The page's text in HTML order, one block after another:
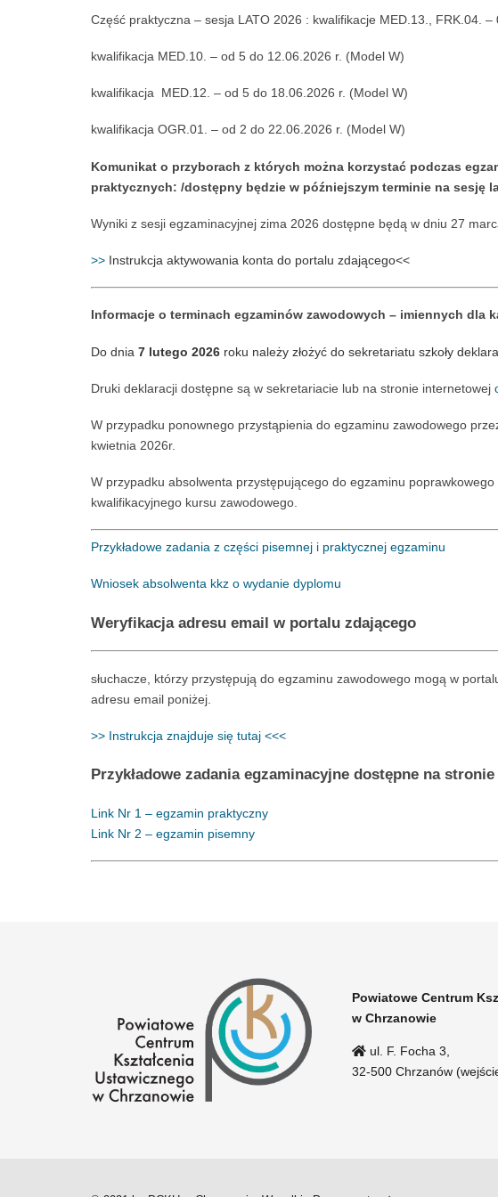
Część praktyczna – sesja LATO 2026 : kwalifikacje MED.13., FRK.04.
kwalifikacja MED.10. – od 5 do 12.06.2026 r. (Model W)
kwalifikacja MED.12. – od 5 do 18.06.2026 r. (Model W)
kwalifikacja OGR.01. – od 2 do 22.06.2026 r. (Model W)
Komunikat o przyborach z których można korzystać podczas
praktycznych: /dostępny będzie w późniejszym terminie na sesję
Wyniki z sesji egzaminacyjnej zima 2026 dostępne będą w dniu 27
>> Instrukcja aktywowania konta do portalu zdającego<<
Informacje o terminach egzaminów zawodowych – imiennych dla
Do dnia 7 lutego 2026 roku należy złożyć do sekretariatu szkoły
Druki deklaracji dostępne są w sekretariacie lub na stronie internetowej
W przypadku ponownego przystąpienia do egzaminu zawodowego
kwietnia 2026r.
W przypadku absolwenta przystępującego do egzaminu
kwalifikacyjnego kursu zawodowego.
Przykładowe zadania z części pisemnej i praktycznej egzaminu
Wniosek absolwenta kkz o wydanie dyplomu
Weryfikacja adresu email w portalu zdającego
słuchacze, którzy przystępują do egzaminu zawodowego mogą w
adresu email poniżej.
>> Instrukcja znajduje się tutaj <<<
Przykładowe zadania egzaminacyjne dostępne na stronie
Link Nr 1 – egzamin praktyczny
Link Nr 2 – egzamin pisemny
Powiatowe Centrum
w Chrzanowie
ul. F. Focha 3,
32-500 Chrzanów